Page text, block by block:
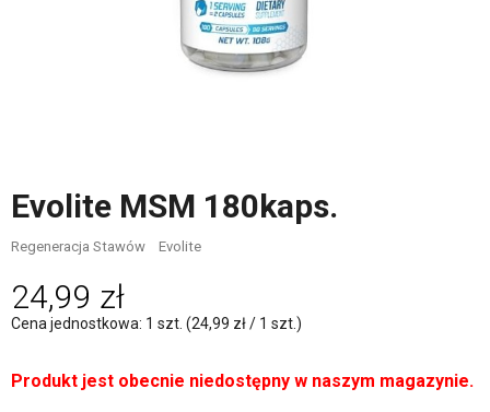
Evolite MSM 180kaps.
Regeneracja Stawów Evolite
24,99 zł
Cena jednostkowa: 1 szt. (24,99 zł / 1 szt.)
Produkt jest obecnie niedostępny w naszym magazynie.